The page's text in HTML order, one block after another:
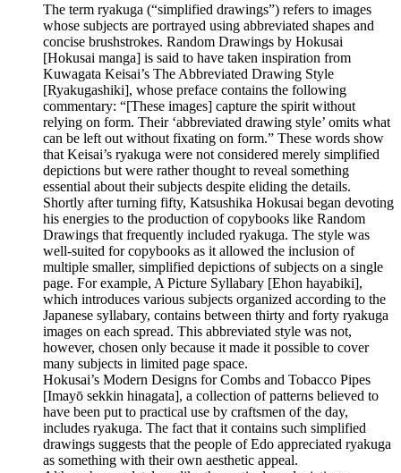
The term ryakuga (“simplified drawings”) refers to images
whose subjects are portrayed using abbreviated shapes and
concise brushstrokes. Random Drawings by Hokusai
[Hokusai manga] is said to have taken inspiration from
Kuwagata Keisai’s The Abbreviated Drawing Style
[Ryakugashiki], whose preface contains the following
commentary: “[These images] capture the spirit without
relying on form. Their ‘abbreviated drawing style’ omits what
can be left out without fixating on form.” These words show
that Keisai’s ryakuga were not considered merely simplified
depictions but were rather thought to reveal something
essential about their subjects despite eliding the details.
Shortly after turning fifty, Katsushika Hokusai began devoting
his energies to the production of copybooks like Random
Drawings that frequently included ryakuga. The style was
well-suited for copybooks as it allowed the inclusion of
multiple smaller, simplified depictions of subjects on a single
page. For example, A Picture Syllabary [Ehon hayabiki],
which introduces various subjects organized according to the
Japanese syllabary, contains between thirty and forty ryakuga
images on each spread. This abbreviated style was not,
however, chosen only because it made it possible to cover
many subjects in limited page space.
Hokusai’s Modern Designs for Combs and Tobacco Pipes
[Imayō sekkin hinagata], a collection of patterns believed to
have been put to practical use by craftsmen of the day,
includes ryakuga. The fact that it contains such simplified
drawings suggests that the people of Edo appreciated ryakuga
as something with their own aesthetic appeal.